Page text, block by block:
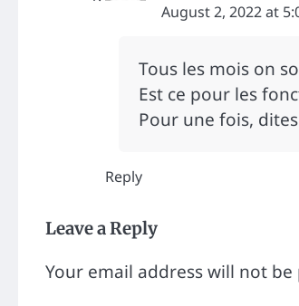
August 2, 2022 at
Tous les mois on
Est ce pour les
Pour une fois,
Reply
Leave a Reply
Your email address will not be